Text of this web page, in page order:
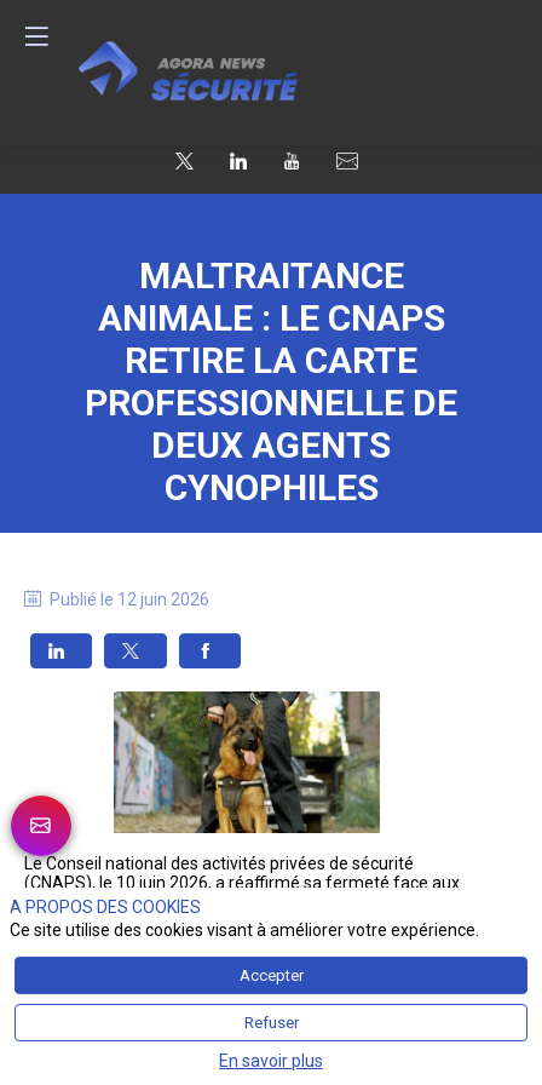
MALTRAITANCE
ANIMALE : LE CNAPS
RETIRE LA CARTE
PROFESSIONNELLE DE
DEUX AGENTS
CYNOPHILES
Publié le 12 juin 2026
Le Conseil national des activités privées de sécurité
(CNAPS), le 10 juin 2026, a réaffirmé sa fermeté face aux
actes de maltraitance animale commis par des agents
cynophiles.
Deux décisions récentes ont conduit au retrait de la carte
professionnelle de deux maîtres-chiens, rappelant que de
tels comportements sont incompatibles avec l’exercice
des activités privées de sécurité.
Dans un premier dossier, un agent a été condamné par le
tribunal judiciaire de Bobigny pour abandon volontaire
A PROPOS DES COOKIES
Ce site utilise des cookies visant à améliorer votre expérience.
Accepter
Refuser
En savoir plus